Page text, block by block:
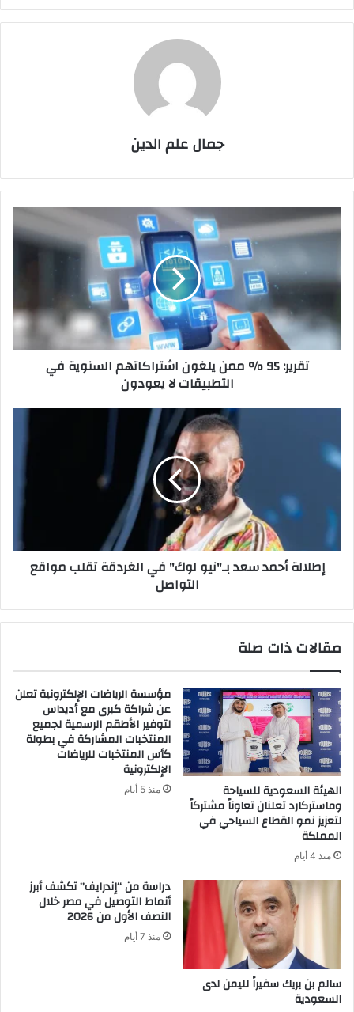
جمال علم الدين
تقرير:
95
يلغون
السنوية
في
التطبيقات
تقرير: 95 % ممن يلغون اشتراكاتهم السنوية في
التطبيقات لا يعودون
سعد
بـ"نيو
الغردقة
تقلب
مواقع
التواصل
إطلالة أحمد سعد بـ"نيو لوك" في الغردقة تقلب مواقع
التواصل
مقالات ذات صلة
الهيئة السعودية للسياحة
وماستركارد تعلنان تعاوناً مشتركاً
لتعزيز نمو القطاع السياحي في
المملكة
منذ 4 أيام
مؤسسة الرياضات الإلكترونية تعلن
عن شراكة كبرى مع أديداس
لتوفير الأطقم الرسمية لجميع
المنتخبات المشاركة في بطولة
كأس المنتخبات للرياضات
الإلكترونية
منذ 5 أيام
سالم بن بريك سفيراً لليمن لدى
السعودية
دراسة من “إندرايف” تكشف أبرز
أنماط التوصيل في مصر خلال
النصف الأول من 2026
منذ 7 أيام